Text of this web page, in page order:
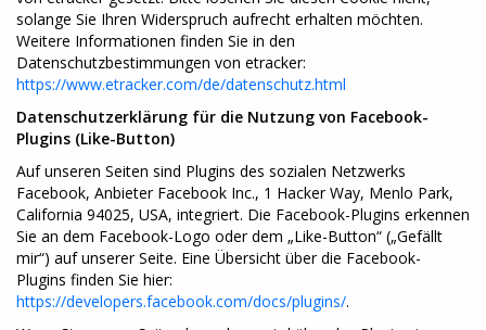
solange Sie Ihren Widerspruch aufrecht erhalten möchten.
Weitere Informationen finden Sie in den
Datenschutzbestimmungen von etracker:
https://www.etracker.com/de/datenschutz.html
Datenschutzerklärung für die Nutzung von Facebook-
Plugins (Like-Button)
Auf unseren Seiten sind Plugins des sozialen Netzwerks
Facebook, Anbieter Facebook Inc., 1 Hacker Way, Menlo Park,
California 94025, USA, integriert. Die Facebook-Plugins erkennen
Sie an dem Facebook-Logo oder dem „Like-Button“ („Gefällt
mir“) auf unserer Seite. Eine Übersicht über die Facebook-
Plugins finden Sie hier:
https://developers.facebook.com/docs/plugins/.